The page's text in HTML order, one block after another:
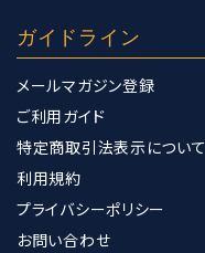
ガイドライン
メールマガジン登録
ご利用ガイド
特定商取引法表示について
利用規約
プライバシーポリシー
お問い合わせ